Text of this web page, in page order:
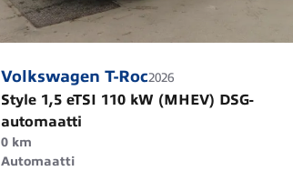
Volkswagen T-Roc2026
Style 1,5 eTSI 110 kW (MHEV) DSG-
automaatti
0 km
Automaatti